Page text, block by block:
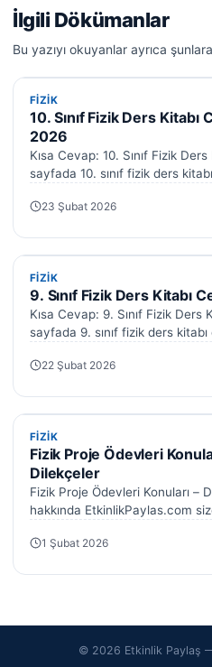
İlgili Dökümanlar
Bu yazıyı okuyanlar ayrıca
FIZIK
FIZIK
10. Sınıf Fizik Ders Kitabı
2026
Kısa Cevap: 10. Sınıf Fizik
sayfada 10. sınıf fizik ders
23 Şubat 2026
FIZIK
FIZIK
9. Sınıf Fizik Ders Kitabı
Kısa Cevap: 9. Sınıf Fizik Ders
sayfada 9. sınıf fizik ders
22 Şubat 2026
FIZIK
FIZIK
Fizik Proje Ödevleri
Dilekçeler
Fizik Proje Ödevleri Konuları –
hakkında EtkinlikPaylas.com
1 Şubat 2026
© 2026 Etkinlik Paylaş —